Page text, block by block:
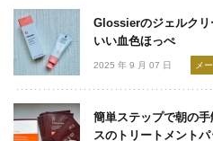
Glossierのジェルクリ
いい血色ほっぺ
2025 年 9 月 07 日 メ
簡単ステップで朝の
スのトリートメントパ